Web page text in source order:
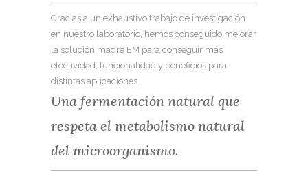
Gracias a un exhaustivo trabajo de investigación
en nuestro laboratorio, hemos conseguido mejorar
la solución madre EM para conseguir más
efectividad, funcionalidad y beneficios para
distintas aplicaciones.
Una fermentación natural que
respeta el metabolismo natural
del microorganismo.